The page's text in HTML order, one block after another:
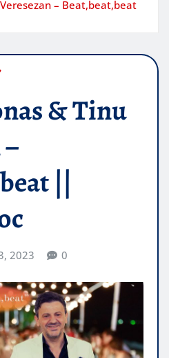
– Beat,beat,beat
& Tinu
||
2023 0